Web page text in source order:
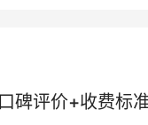
碑评价+收费标